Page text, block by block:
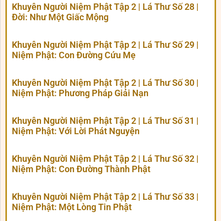
Khuyên Người Niệm Phật Tập 2 | Lá Thư Số 28 |
Đời: Như Một Giấc Mộng
Khuyên Người Niệm Phật Tập 2 | Lá Thư Số 29 |
Niệm Phật: Con Đường Cứu Mẹ
Khuyên Người Niệm Phật Tập 2 | Lá Thư Số 30 |
Niệm Phật: Phương Pháp Giải Nạn
Khuyên Người Niệm Phật Tập 2 | Lá Thư Số 31 |
Niệm Phật: Với Lời Phát Nguyện
Khuyên Người Niệm Phật Tập 2 | Lá Thư Số 32 |
Niệm Phật: Con Đường Thành Phật
Khuyên Người Niệm Phật Tập 2 | Lá Thư Số 33 |
Niệm Phật: Một Lòng Tin Phật